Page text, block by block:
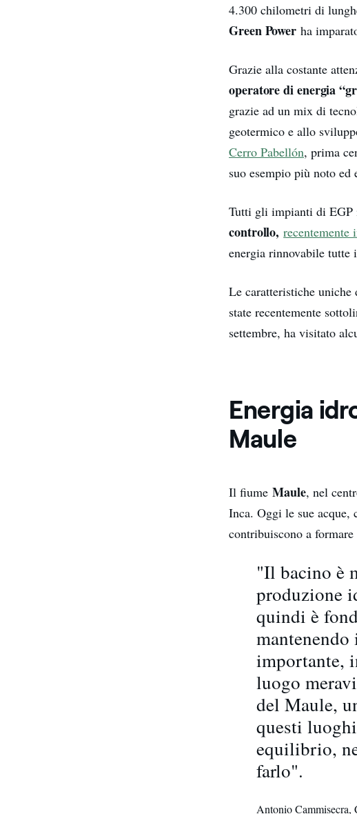
4.300 chilometri di
Green Power ha
Grazie alla costante
operatore di energia
grazie ad un mix di
geotermico e allo
Cerro Pabellón, prima
suo esempio più noto ed
Tutti gli impianti di
controllo, recentemente
energia rinnovabile tutte
Le caratteristiche
state recentemente
settembre, ha visitato
Energia
Maule
Il fiumeMaule, nel
Inca. Oggi le sue
contribuiscono a
"Il bacino è
produzione
quindi è
importante,
luogo
del Maule,
questi
equilibrio,
farlo".
Antonio Cammisecra,